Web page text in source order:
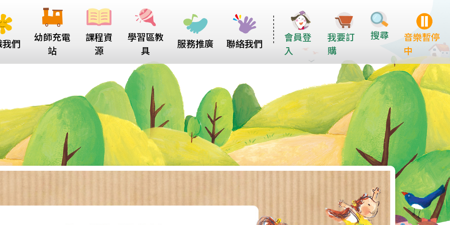
會員登
入
我要訂
購
搜尋
音樂暫停
中
們
幼師充電
站
課程資
源
學習區教
具
服務推廣 聯絡我們